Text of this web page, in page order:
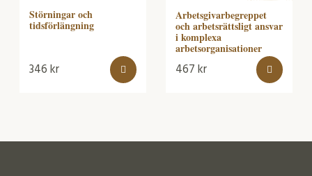
Störningar och
tidsförlängning
346kr
Arbetsgivarbegreppet
och arbetsrättsligt ansvar
i komplexa
arbetsorganisationer
467kr